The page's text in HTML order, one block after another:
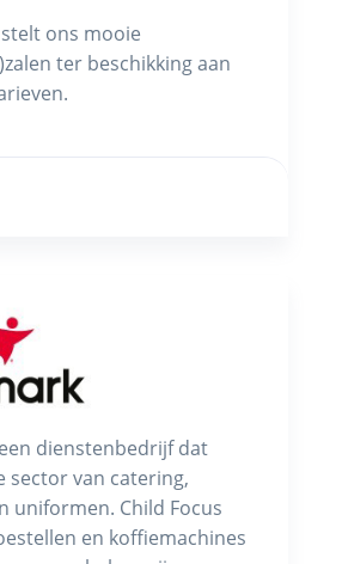
stelt ons mooie
ter beschikking aan
dienstenbedrijf dat
sector van catering,
uniformen. Child Focus
en koffiemachines